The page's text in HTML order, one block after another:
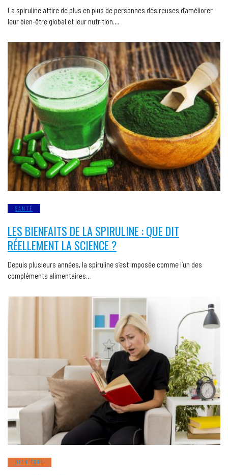
La spiruline attire de plus en plus de personnes désireuses d’améliorer
leur bien-être global et leur nutrition….
SANTÉ
LES BIENFAITS DE LA SPIRULINE : QUE DIT
RÉELLEMENT LA SCIENCE ?
Depuis plusieurs années, la spiruline s’est imposée comme l’un des
compléments alimentaires…
BIEN ÊTRE